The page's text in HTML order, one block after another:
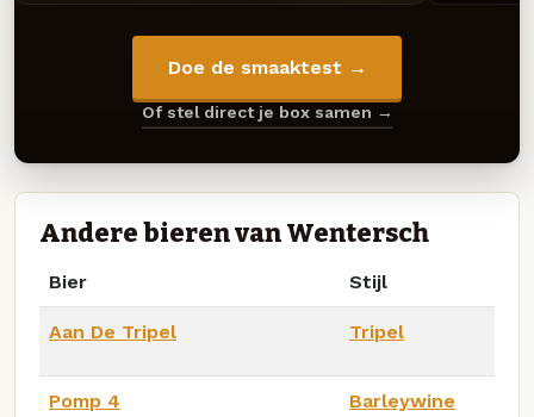
Doe de smaaktest →
Of stel direct je box samen →
Andere bieren van Wentersch
Bier Stijl
Aan De Tripel Tripel
Pomp 4 Barleywine